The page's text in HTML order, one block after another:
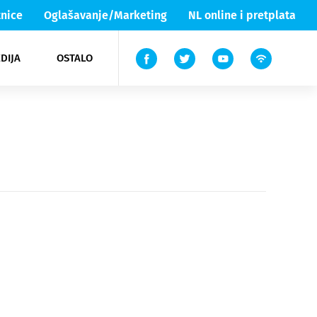
Oglašavanje/Marketing NL online i pretplata
OSTALO
Lika & Senj
TV